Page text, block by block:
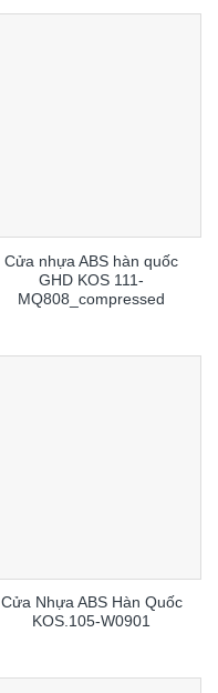
Cửa nhựa ABS hàn quốc
GHD KOS 111-
MQ808_compressed
Cửa Nhựa ABS Hàn Quốc
KOS.105-W0901